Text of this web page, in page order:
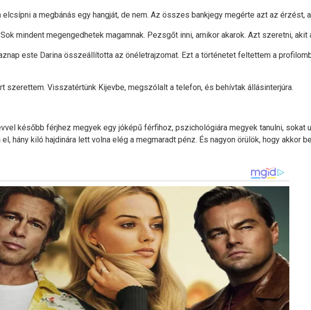
a megbánás egy hangját, de nem. Az összes bankjegy megérte azt az érzést,
mindent megengedhetek magamnak. Pezsgőt inni, amikor akarok. Azt szeretni, akit
este Darina összeállította az önéletrajzomat. Ezt a történetet feltettem a
szerettem. Visszatértünk Kijevbe, megszólalt a telefon, és behívtak állásinterjúra.
később férjhez megyek egy jóképű férfihoz, pszichológiára megyek tanulni, sokat
kiló hajdinára lett volna elég a megmaradt pénz. És nagyon örülök, hogy akkor